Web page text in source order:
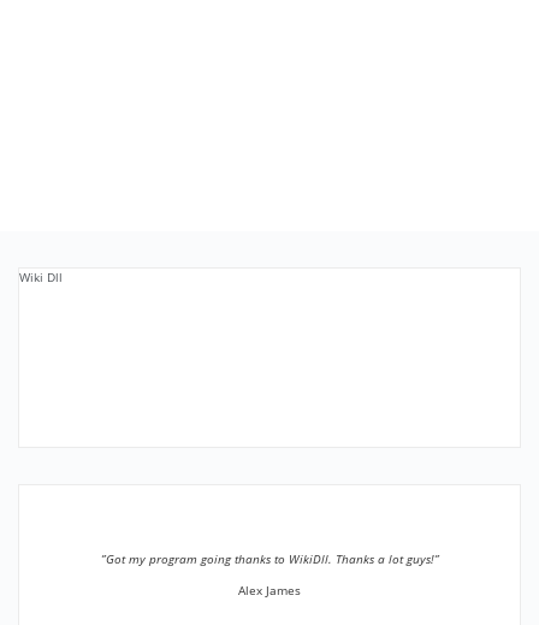
Wiki Dll
”Got my program going thanks to WikiDll. Thanks a lot guys!”
Alex James